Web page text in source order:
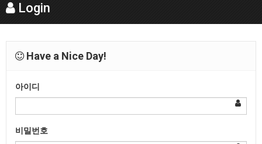
Login
Have a Nice Day!
아이디
비밀번호